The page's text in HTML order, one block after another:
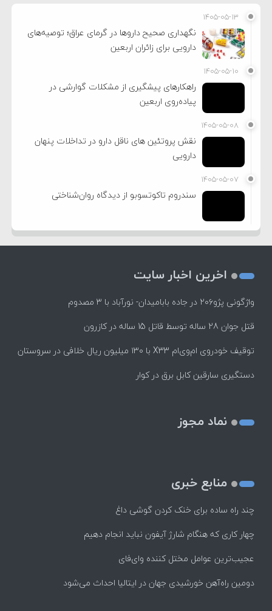
۱۴۰۵-۰۵-۱۳
نگهداری صحیح داروها در گرمای عراق؛ توصیه‌های
دارویی برای زائران اربعین
۱۴۰۵-۰۵-۱۰
راهکارهای پیشگیری از مشکلات گوارشی در
پیاده‌روی اربعین
۱۴۰۵-۰۵-۰۸
نقش پروتئین های ناقل دارو در تداخلات پنهان
دارویی
۱۴۰۵-۰۵-۰۷
سندروم تاکوتسوبو از دیدگاه روان‌شناختی
اخرین اخبار سایت
واژگونی پژو۲۰۶ در جاده بابامیدان- نورآباد با ۳ مصدوم
قتل جوان 28 ساله توسط قاتل 15 ساله در کازرون
توقیف خودروی ام‌وی‌ام X33 با ۱۳۰ میلیون ریال خلافی در سروستان
دستگیری سارقین کابل برق در کوار
نماد مجوز
منابع خبری
چند راه‌ ساده برای خنک کردن گوشی داغ
چهار کاری که هنگام شارژ آیفون نباید انجام دهیم
عجیب‌ترین عوامل مختل کننده وای‌فای
دومین راه‌آهن خورشیدی جهان در ایتالیا احداث می‌شود